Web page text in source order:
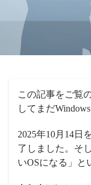
この記事をご覧
してまだ
2025年10月14日
了しました。そ
いOSになる」と